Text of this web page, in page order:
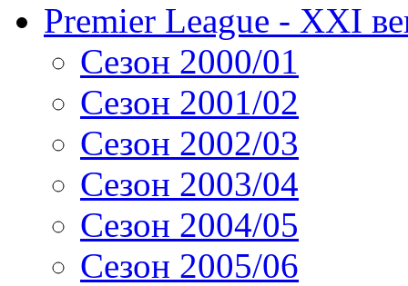
Premier League - XXI
Сезон 2000/01
Сезон 2001/02
Сезон 2002/03
Сезон 2003/04
Сезон 2004/05
Сезон 2005/06